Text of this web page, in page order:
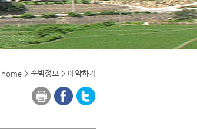
home > 숙박정보 > 예약하기